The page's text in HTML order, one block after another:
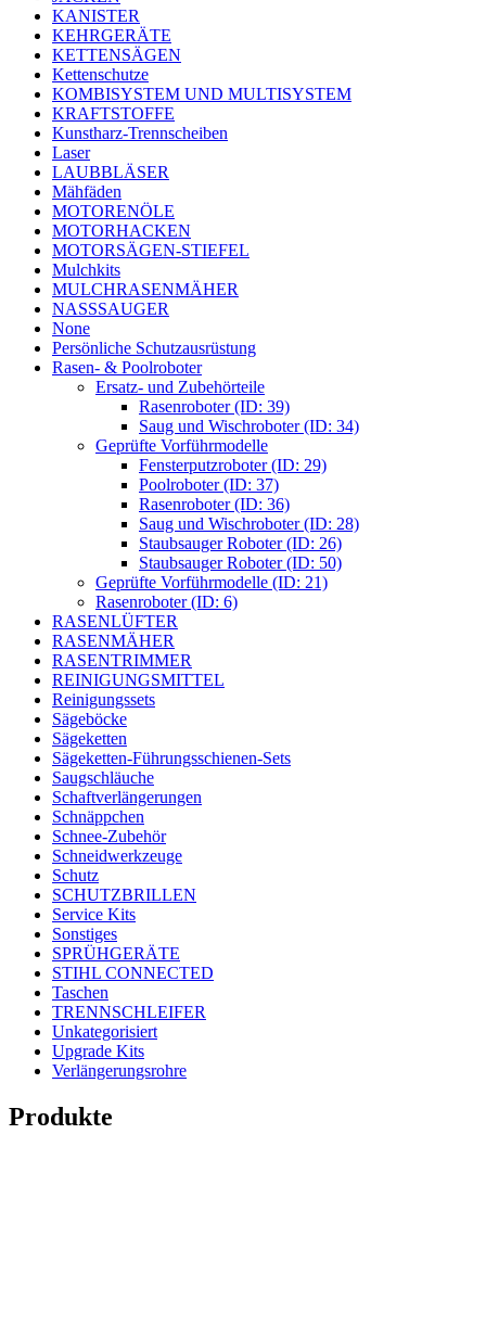
KANISTER
KEHRGERÄTE
KETTENSÄGEN
Kettenschutze
KOMBISYSTEM UND MULTISYSTEM
KRAFTSTOFFE
Kunstharz-Trennscheiben
Laser
LAUBBLÄSER
Mähfäden
MOTORENÖLE
MOTORHACKEN
MOTORSÄGEN-STIEFEL
Mulchkits
MULCHRASENMÄHER
NASSSAUGER
None
Persönliche Schutzausrüstung
Rasen- & Poolroboter
Ersatz- und Zubehörteile
Rasenroboter (ID: 39)
Saug und Wischroboter (ID: 34)
Geprüfte Vorführmodelle
Fensterputzroboter (ID: 29)
Poolroboter (ID: 37)
Rasenroboter (ID: 36)
Saug und Wischroboter (ID: 28)
Staubsauger Roboter (ID: 26)
Staubsauger Roboter (ID: 50)
Geprüfte Vorführmodelle (ID: 21)
Rasenroboter (ID: 6)
RASENLÜFTER
RASENMÄHER
RASENTRIMMER
REINIGUNGSMITTEL
Reinigungssets
Sägeböcke
Sägeketten
Sägeketten-Führungsschienen-Sets
Saugschläuche
Schaftverlängerungen
Schnäppchen
Schnee-Zubehör
Schneidwerkzeuge
Schutz
SCHUTZBRILLEN
Service Kits
Sonstiges
SPRÜHGERÄTE
STIHL CONNECTED
Taschen
TRENNSCHLEIFER
Unkategorisiert
Upgrade Kits
Verlängerungsrohre
Produkte